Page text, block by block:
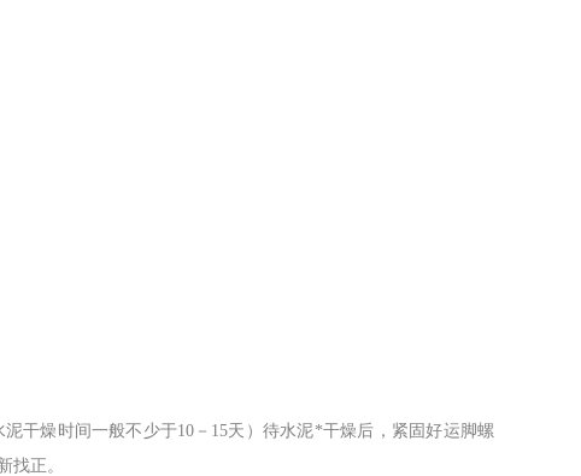
干燥时间一般不少于10－15天）待水泥*干燥后，紧固好运脚螺
找正。